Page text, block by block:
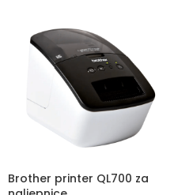
Brother printer QL700 za